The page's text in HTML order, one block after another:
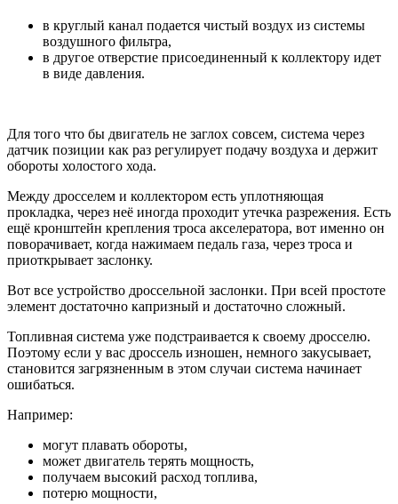
в круглый канал подается чистый воздух из системы
воздушного фильтра,
в другое отверстие присоединенный к коллектору идет
в виде давления.
Для того что бы двигатель не заглох совсем, система через
датчик позиции как раз регулирует подачу воздуха и держит
обороты холостого хода.
Между дросселем и коллектором есть уплотняющая
прокладка, через неё иногда проходит утечка разрежения. Есть
ещё кронштейн крепления троса акселератора, вот именно он
поворачивает, когда нажимаем педаль газа, через троса и
приоткрывает заслонку.
Вот все устройство дроссельной заслонки. При всей простоте
элемент достаточно капризный и достаточно сложный.
Топливная система уже подстраивается к своему дросселю.
Поэтому если у вас дроссель изношен, немного закусывает,
становится загрязненным в этом случаи система начинает
ошибаться.
Например:
могут плавать обороты,
может двигатель терять мощность,
получаем высокий расход топлива,
потерю мощности,